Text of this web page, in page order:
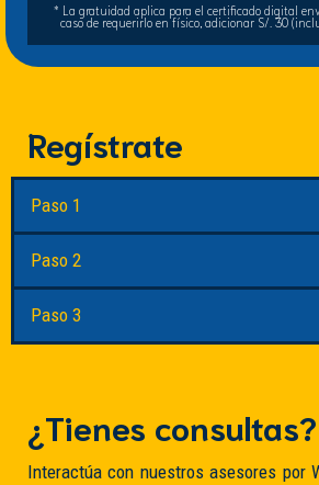
* La gratuidad aplica para el certificado digital
caso de requerirlo en físico, adicionar S/. 30
Regístrate
Paso 1
Paso 2
Paso 3
¿Tienes consultas?
Interactúa con nuestros asesores por